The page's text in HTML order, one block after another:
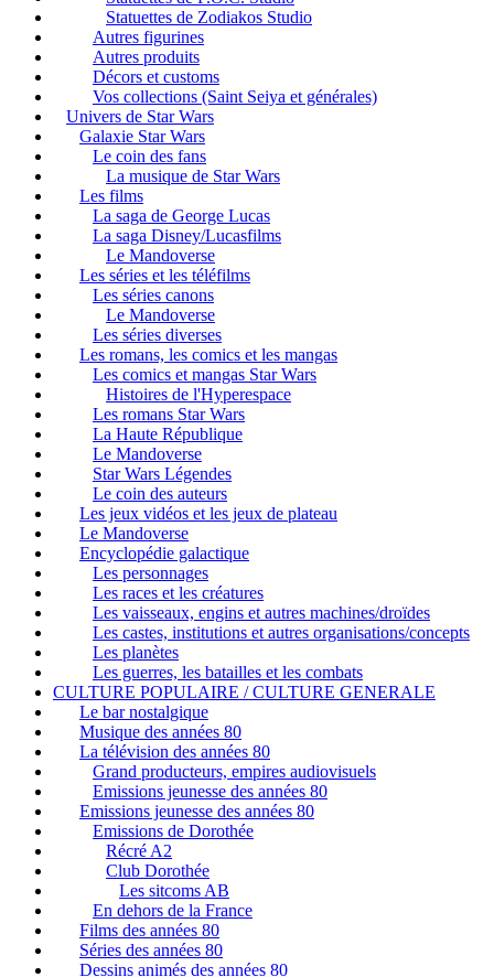
Statuettes de Zodiakos Studio
Autres figurines
Autres produits
Décors et customs
Vos collections (Saint Seiya et générales)
Univers de Star Wars
Galaxie Star Wars
Le coin des fans
La musique de Star Wars
Les films
La saga de George Lucas
La saga Disney/Lucasfilms
Le Mandoverse
Les séries et les téléfilms
Les séries canons
Le Mandoverse
Les séries diverses
Les romans, les comics et les mangas
Les comics et mangas Star Wars
Histoires de l'Hyperespace
Les romans Star Wars
La Haute République
Le Mandoverse
Star Wars Légendes
Le coin des auteurs
Les jeux vidéos et les jeux de plateau
Le Mandoverse
Encyclopédie galactique
Les personnages
Les races et les créatures
Les vaisseaux, engins et autres machines/droïdes
Les castes, institutions et autres organisations/concepts
Les planètes
Les guerres, les batailles et les combats
CULTURE POPULAIRE / CULTURE GENERALE
Le bar nostalgique
Musique des années 80
La télévision des années 80
Grand producteurs, empires audiovisuels
Emissions jeunesse des années 80
Emissions jeunesse des années 80
Emissions de Dorothée
Récré A2
Club Dorothée
Les sitcoms AB
En dehors de la France
Films des années 80
Séries des années 80
Dessins animés des années 80